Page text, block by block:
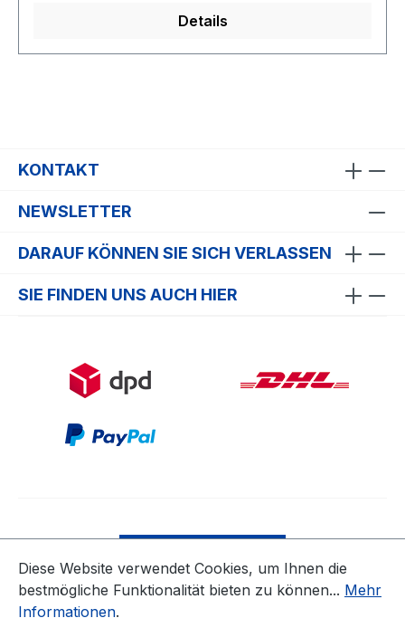
Details
KONTAKT
NEWSLETTER
DARAUF KÖNNEN SIE SICH VERLASSEN
SIE FINDEN UNS AUCH HIER
* Alle Preise inkl. gesetzl. Mehrwertsteuer zzgl.
Diese Website verwendet Cookies, um Ihnen die
bestmögliche Funktionalität bieten zu können... Mehr
Informationen.